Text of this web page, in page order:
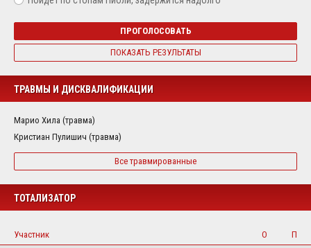
ПРОГОЛОСОВАТЬ
ПОКАЗАТЬ РЕЗУЛЬТАТЫ
ТРАВМЫ И ДИСКВАЛИФИКАЦИИ
Марио Хила (травма)
Кристиан Пулишич (травма)
Все травмированные
ТОТАЛИЗАТОР
Участник О
П